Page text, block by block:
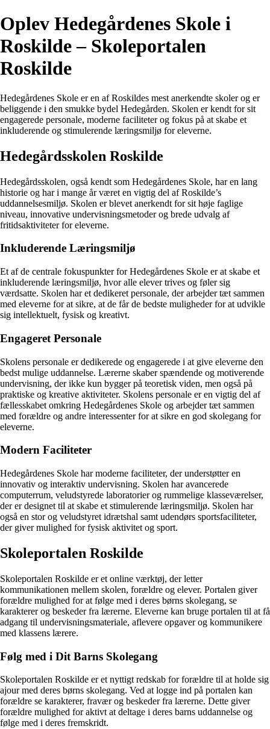
Oplev Hedegårdenes Skole i
Roskilde – Skoleportalen
Roskilde
Hedegårdenes Skole er en af Roskildes mest anerkendte skoler og er
beliggende i den smukke bydel Hedegården. Skolen er kendt for sit
engagerede personale, moderne faciliteter og fokus på at skabe et
inkluderende og stimulerende læringsmiljø for eleverne.
Hedegårdsskolen Roskilde
Hedegårdsskolen, også kendt som Hedegårdenes Skole, har en lang
historie og har i mange år været en vigtig del af Roskilde’s
uddannelsesmiljø. Skolen er blevet anerkendt for sit høje faglige
niveau, innovative undervisningsmetoder og brede udvalg af
fritidsaktiviteter for eleverne.
Inkluderende Læringsmiljø
Et af de centrale fokuspunkter for Hedegårdenes Skole er at skabe et
inkluderende læringsmiljø, hvor alle elever trives og føler sig
værdsatte. Skolen har et dedikeret personale, der arbejder tæt sammen
med eleverne for at sikre, at de får de bedste muligheder for at udvikle
sig intellektuelt, fysisk og kreativt.
Engageret Personale
Skolens personale er dedikerede og engagerede i at give eleverne den
bedst mulige uddannelse. Lærerne skaber spændende og motiverende
undervisning, der ikke kun bygger på teoretisk viden, men også på
praktiske og kreative aktiviteter. Skolens personale er en vigtig del af
fællesskabet omkring Hedegårdenes Skole og arbejder tæt sammen
med forældre og andre interessenter for at sikre en god skolegang for
eleverne.
Modern Faciliteter
Hedegårdenes Skole har moderne faciliteter, der understøtter en
innovativ og interaktiv undervisning. Skolen har avancerede
computerrum, veludstyrede laboratorier og rummelige klasseværelser,
der er designet til at skabe et stimulerende læringsmiljø. Skolen har
også en stor og veludstyret idrætshal samt udendørs sportsfaciliteter,
der giver mulighed for fysisk aktivitet og sport.
Skoleportalen Roskilde
Skoleportalen Roskilde er et online værktøj, der letter
kommunikationen mellem skolen, forældre og elever. Portalen giver
forældre mulighed for at følge med i deres børns skolegang, se
karakterer og beskeder fra lærerne. Eleverne kan bruge portalen til at få
adgang til undervisningsmateriale, aflevere opgaver og kommunikere
med klassens lærere.
Følg med i Dit Barns Skolegang
Skoleportalen Roskilde er et nyttigt redskab for forældre til at holde sig
ajour med deres børns skolegang. Ved at logge ind på portalen kan
forældre se karakterer, fravær og beskeder fra lærerne. Dette giver
forældre mulighed for aktivt at deltage i deres barns uddannelse og
følge med i deres fremskridt.